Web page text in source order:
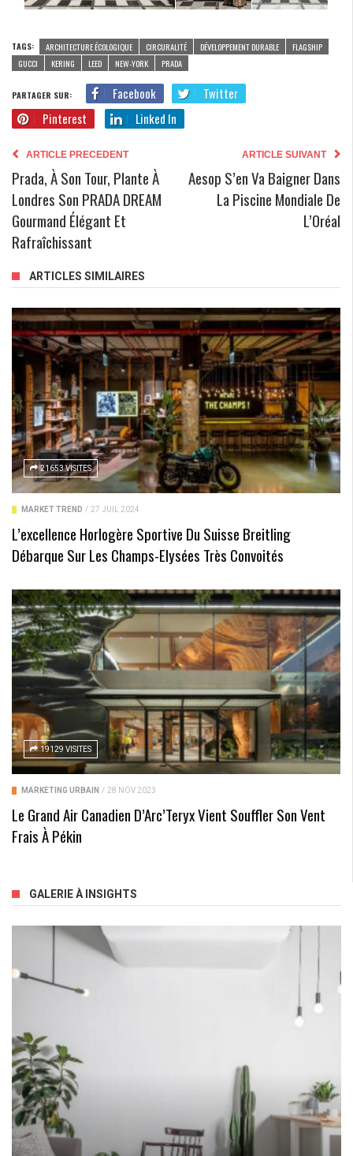
TAGS: ARCHITECTURE ÉCOLOGIQUE CIRCURALITÉ DÉVELOPPEMENT DURABLE
FLAGSHIP
GUCCI
KERING LEED NEW-YORK PRADA
PARTAGER SUR: Facebook
Twitter
Pinterest
Linked In
ARTICLE PRECEDENT
Prada, À Son Tour, Plante À
Londres Son PRADA DREAM
Gourmand Élégant Et
Rafraîchissant
ARTICLE SUIVANT
Aesop S’en Va Baigner Dans
La Piscine Mondiale De
L’Oréal
ARTICLES SIMILAIRES
21653 VISITES
MARKET TREND / 27 JUIL 2024
L’excellence Horlogère Sportive Du Suisse Breitling
Débarque Sur Les Champs-Elysées Très Convoités
19129 VISITES
MARKETING URBAIN / 28 NOV 2023
Le Grand Air Canadien D’Arc’Teryx Vient Souffler Son Vent
Frais À Pékin
GALERIE À INSIGHTS